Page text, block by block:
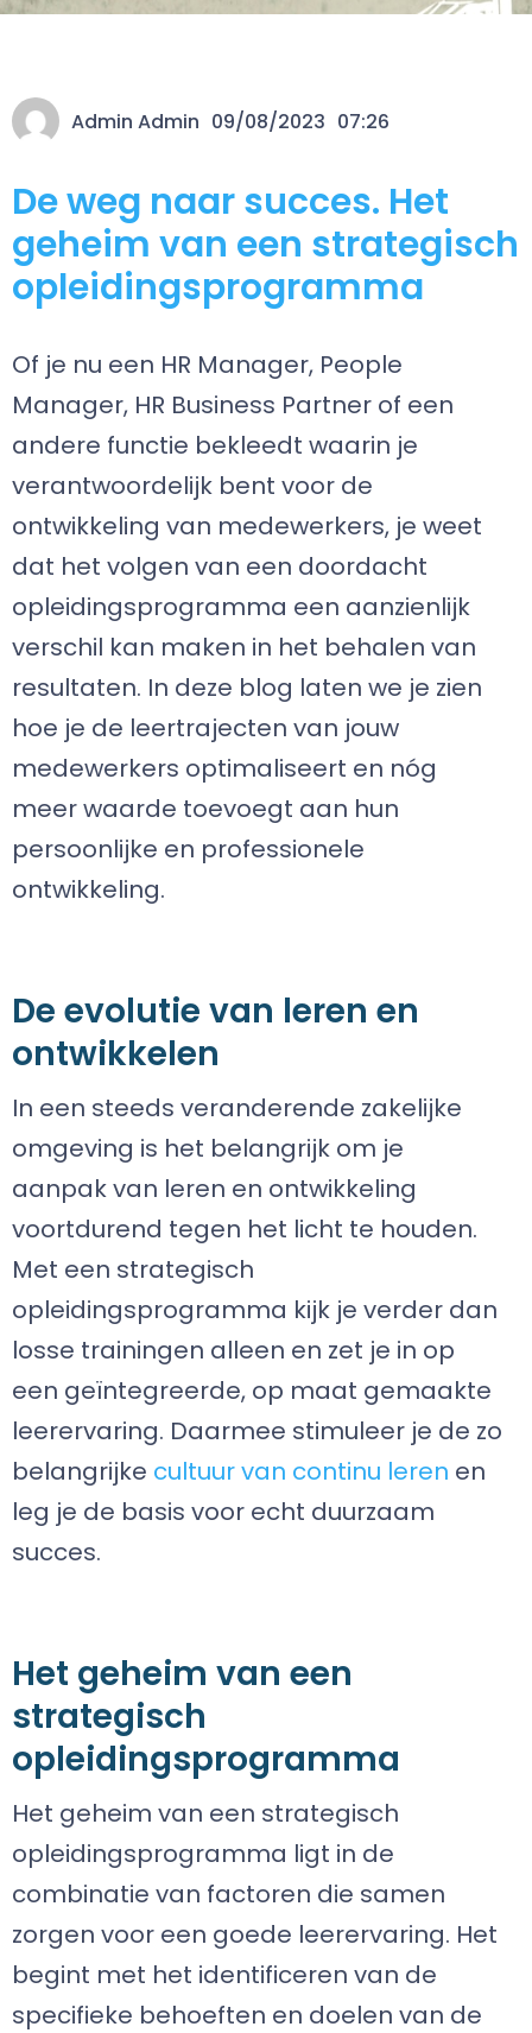
Admin Admin 09/08/2023 07:26
De weg naar succes. Het
geheim van een strategisch
opleidingsprogramma
Of je nu een HR Manager, People
Manager, HR Business Partner of een
andere functie bekleedt waarin je
verantwoordelijk bent voor de
ontwikkeling van medewerkers, je weet
dat het volgen van een doordacht
opleidingsprogramma een aanzienlijk
verschil kan maken in het behalen van
resultaten. In deze blog laten we je zien
hoe je de leertrajecten van jouw
medewerkers optimaliseert en nóg
meer waarde toevoegt aan hun
persoonlijke en professionele
ontwikkeling.
De evolutie van leren en
ontwikkelen
In een steeds veranderende zakelijke
omgeving is het belangrijk om je
aanpak van leren en ontwikkeling
voortdurend tegen het licht te houden.
Met een strategisch
opleidingsprogramma kijk je verder dan
losse trainingen alleen en zet je in op
een geïntegreerde, op maat gemaakte
leerervaring. Daarmee stimuleer je de zo
belangrijke cultuur van continu leren en
leg je de basis voor echt duurzaam
succes.
Het geheim van een
strategisch
opleidingsprogramma
Het geheim van een strategisch
opleidingsprogramma ligt in de
combinatie van factoren die samen
zorgen voor een goede leerervaring. Het
begint met het identificeren van de
specifieke behoeften en doelen van de